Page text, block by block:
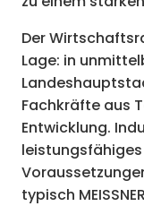
Der
Lage: in
Fachkräfte aus
Entwicklung.
typisch